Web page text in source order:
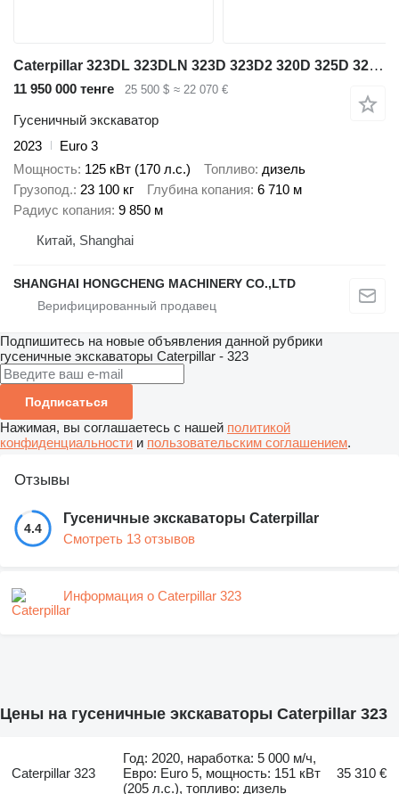
Caterpillar 323DL 323DLN 323D 323D2 320D 325D 320C 325C 320B
11 950 000 тенге 25 500 $ ≈ 22 070 €
Гусеничный экскаватор
2023
Euro 3
Мощность 125 кВт (170 л.с.) Топливо дизель
Грузопод. 23 100 кг Глубина копания 6 710 м
Радиус копания 9 850 м
Китай, Shanghai
SHANGHAI HONGCHENG MACHINERY CO.,LTD
Подпишитесь на новые объявления данной рубрики
гусеничные экскаваторы Caterpillar - 323
Подписаться
Нажимая, вы соглашаетесь с нашей политикой
конфиденциальности и пользовательским соглашением.
Отзывы
4.4
Гусеничные экскаваторы Caterpillar
Смотреть 13 отзывов
Информация о Caterpillar 323
Цены на гусеничные экскаваторы Caterpillar 323
Caterpillar 323
Год: 2020, наработка: 5 000 м/ч,
Евро: Euro 5, мощность: 151 кВт
(205 л.с.), топливо: дизель
35 310 €